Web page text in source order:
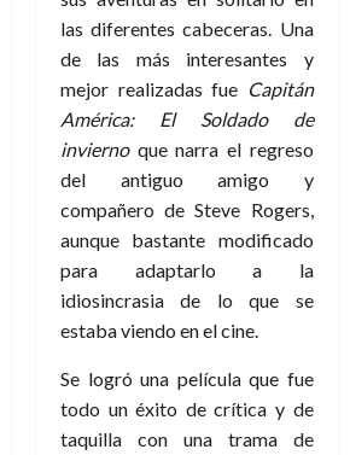
las diferentes cabeceras. Una
de las más interesantes y
mejor realizadas fue Capitán
América: El Soldado de
inviernoque narra el regreso
del antiguo amigo y
compañero de Steve Rogers,
aunque bastante modificado
para adaptarlo a la
idiosincrasia de lo que se
estaba viendo en el cine.
Se logró una película que fue
todo un éxito de crítica y de
taquilla con una trama de